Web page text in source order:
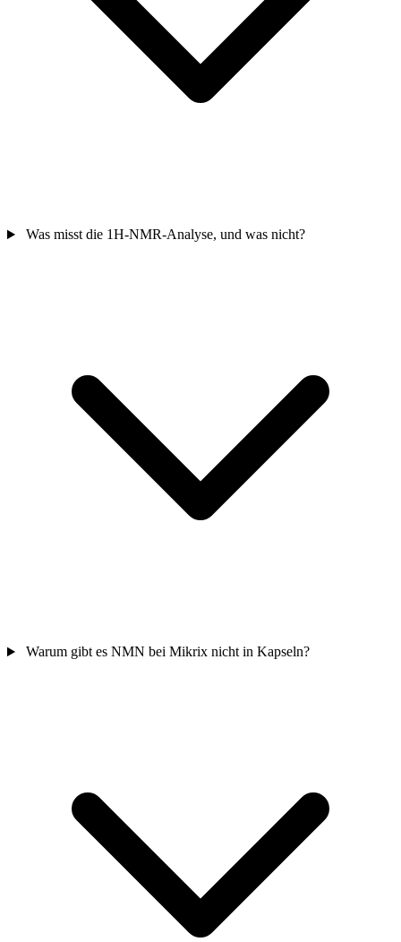
Was misst die 1H-NMR-Analyse, und was nicht?
Warum gibt es NMN bei Mikrix nicht in Kapseln?